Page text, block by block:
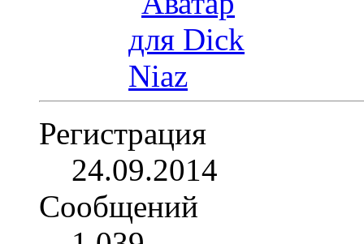
Регистрация
24.09.2014
Сообщений